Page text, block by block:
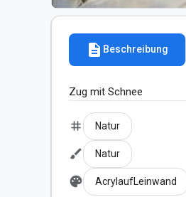
description Beschreibung
Zug mit Schnee
tag Natur
brush Natur
palette AcrylaufLeinwand